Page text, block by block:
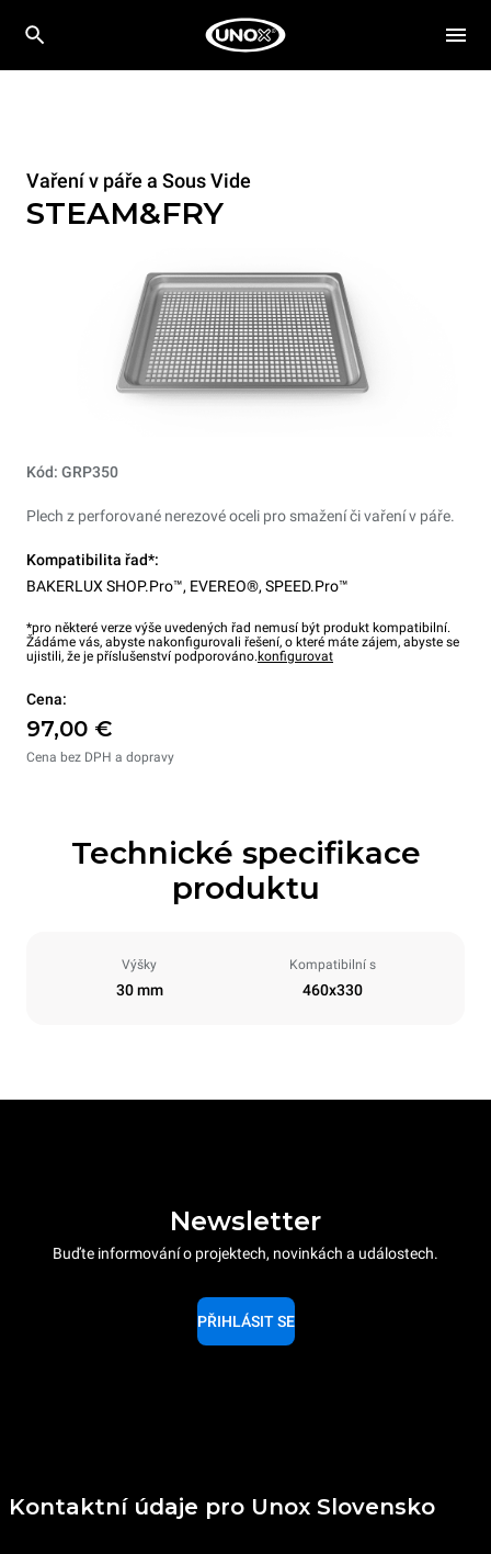
Vaření v páře a Sous Vide
STEAM&FRY
Kód: GRP350
Plech z perforované nerezové oceli pro smažení či vaření v páře.
Kompatibilita řad*:
BAKERLUX SHOP.Pro™, EVEREO®, SPEED.Pro™
*pro některé verze výše uvedených řad nemusí být produkt kompatibilní.
Žádáme vás, abyste nakonfigurovali řešení, o které máte zájem, abyste se
ujistili, že je příslušenství podporováno. konfigurovat
Cena:
97,00 €
Cena bez DPH a dopravy
Technické specifikace
produktu
Výšky
30 mm
Kompatibilní s
460x330
Newsletter
Buďte informování o projektech, novinkách a událostech.
PŘIHLÁSIT SE
Kontaktní údaje pro Unox Slovensko